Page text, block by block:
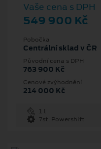
Vaše cena s DPH
549 900 Kč
Pobočka
Centrální sklad v ČR
Původní cena s DPH
763 900 Kč
Cenové zvýhodnění
214 000 Kč
1 l
7st. Powershift